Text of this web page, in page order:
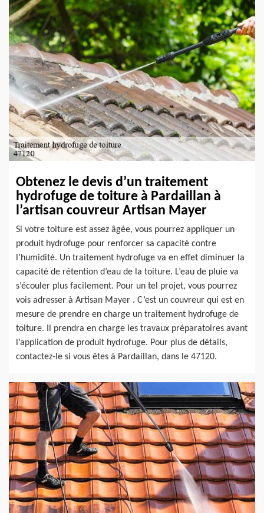
Obtenez le devis d’un traitement
hydrofuge de toiture à Pardaillan à
l’artisan couvreur Artisan Mayer
Si votre toiture est assez âgée, vous pourrez appliquer un
produit hydrofuge pour renforcer sa capacité contre
l’humidité. Un traitement hydrofuge va en effet diminuer la
capacité de rétention d’eau de la toiture. L’eau de pluie va
s’écouler plus facilement. Pour un tel projet, vous pourrez
vois adresser à Artisan Mayer . C’est un couvreur qui est en
mesure de prendre en charge un traitement hydrofuge de
toiture. Il prendra en charge les travaux préparatoires avant
l’application de produit hydrofuge. Pour plus de détails,
contactez-le si vous êtes à Pardaillan, dans le 47120.